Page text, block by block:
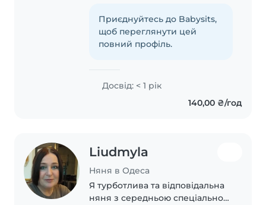
віку з яким я проводжу час.
Приєднуйтесь до Babysits,
щоб переглянути цей
повний профіль.
Досвід: < 1 рік
140,00 ₴/год
Liudmyla
Няня в Одеса
Я турботлива та відповідальна
няня з середньою спеціальною